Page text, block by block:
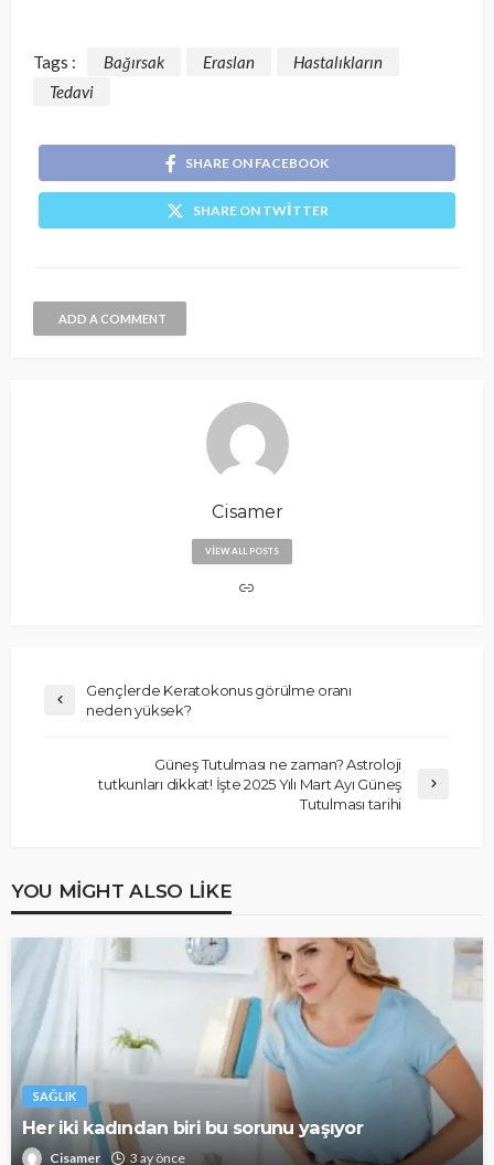
Tags : Bağırsak Eraslan
Hastalıkların
Tedavi
SHARE ON FACEBOOK
SHARE ON TWITTER
ADD A COMMENT
Cisamer
VIEW ALL POSTS
Gençlerde Keratokonus görülme oranı
neden yüksek?
Güneş Tutulması ne zaman? Astroloji
tutkunları dikkat! İşte 2025 Yılı Mart Ayı Güneş
Tutulması tarihi
YOU MIGHT ALSO LIKE
SAĞLIK
Her iki kadından biri bu sorunu yaşıyor
Cisamer 3 ay önce